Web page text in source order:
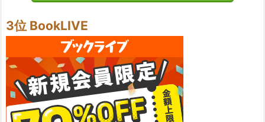
3位 BookLIVE